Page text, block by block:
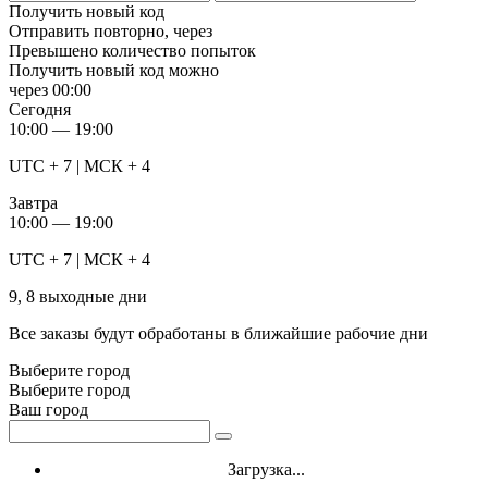
Получить новый код
Отправить повторно, через
Превышено количество попыток
Получить новый код можно
через 00:00
Сегодня
10:00 — 19:00
UTC + 7 | МСК + 4
Завтра
10:00 — 19:00
UTC + 7 | МСК + 4
9, 8 выходные дни
Все заказы будут обработаны в ближайшие рабочие дни
Выберите город
Выберите город
Ваш город
Загрузка...